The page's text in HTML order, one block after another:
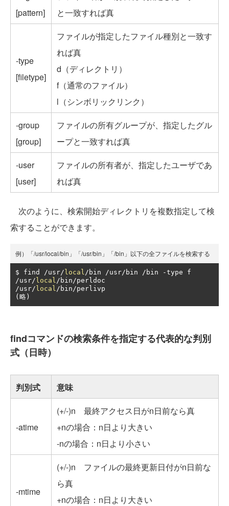
[pattern]
と一致すれば真
-type
[filetype]
ファイルが指定したファイル種別と一致す
れば真
d（ディレクトリ）
f（通常のファイル）
l（シンボリックリンク）
-group
[group]
ファイルの所有グループが、指定したグル
ープと一致すれば真
-user
[user]
ファイルの所有者が、指定したユーザであ
れば真
次のように、検索開始ディレクトリを複数指定して検
索することができます。
例）「/usr/local/bin」「/usr/bin」「/bin」以下の全ファイルを検索する
$ find /usr/ local/ bin /usr/ bin / bin -
/usr/ local/ bin/
/usr/ local/ bin/
(略)
findコマンドの検索条件を指定する代表的な判別
式（日時）
判別式 意味
-atime
(+/-)n 最終アクセス日がn日前なら真
+nの場合：n日より大きい
-nの場合：n日より小さい
-mtime
(+/-)n ファイルの最終更新日付がn日前な
ら真
+nの場合：n日より大きい